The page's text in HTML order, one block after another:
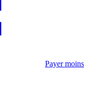
Payer moins